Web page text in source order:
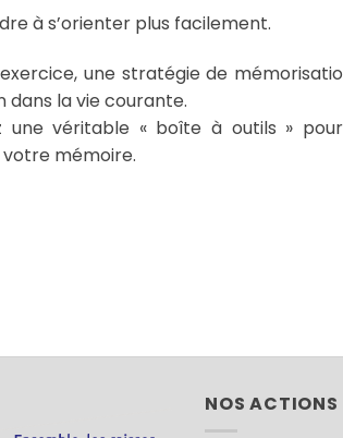
à s’orienter plus facilement.
une stratégie de
dans la vie courante.
une véritable « boîte à outils »
mémoire.
NOS ACTIONS